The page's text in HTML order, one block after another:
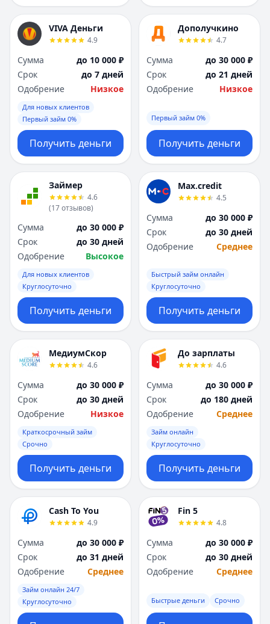
VIVA Деньги
4.9
Сумма
до 10 000 ₽
Срок
до 7 дней
Одобрение
Низкое
Для новых клиентов
Первый займ 0%
Получить деньги
Дополучкино
4.7
Сумма
до 30 000 ₽
Срок
до 21 дней
Одобрение
Низкое
Первый займ 0%
Получить деньги
Займер
4.6
(17отзывов)
Сумма
до 30 000 ₽
Срок
до 30 дней
Одобрение
Высокое
Для новых клиентов
Круглосуточно
Получить деньги
Max.credit
4.5
Сумма
до 30 000 ₽
Срок
до 30 дней
Одобрение
Среднее
Быстрый займ онлайн
Круглосуточно
Получить деньги
МедиумСкор
4.6
Сумма
до 30 000 ₽
Срок
до 30 дней
Одобрение
Низкое
Краткосрочный займ
Срочно
Получить деньги
До зарплаты
4.6
Сумма
до 30 000 ₽
Срок
до 180 дней
Одобрение
Среднее
Займ онлайн
Круглосуточно
Получить деньги
Cash To You
4.9
Сумма
до 30 000 ₽
Срок
до 31 дней
Одобрение
Среднее
Займ онлайн 24/7
Круглосуточно
Fin 5
4.8
Сумма
до 30 000 ₽
Срок
до 30 дней
Одобрение
Среднее
Быстрые деньги Срочно